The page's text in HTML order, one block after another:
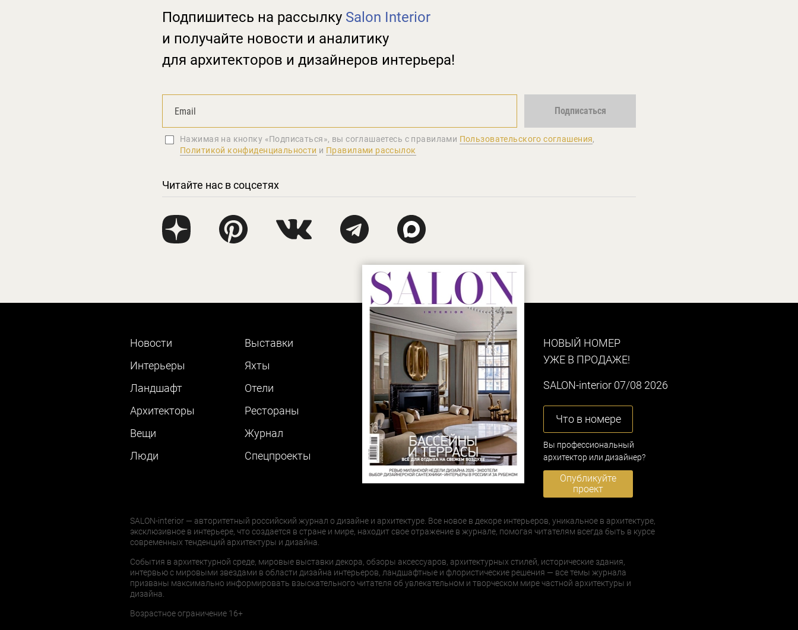
Подпишитесь на рассылку Salon Interior
и получайте новости и аналитику
для архитекторов и дизайнеров интерьера!
Подписаться
Нажимая на кнопку «Подписаться», вы соглашаетеcь с правилами Пользовательского соглашения,
Политикой конфиденциальности и Правилами рассылок
Читайте нас в соцсетях
Новости
Интерьеры
Ландшафт
Архитекторы
Вещи
Люди
Выставки
Яхты
Отели
Рестораны
Журнал
Cпецпроекты
НОВЫЙ НОМЕР
УЖЕ В ПРОДАЖЕ!
SALON-interior 07/08 2026
Что в номере
Вы профессиональный
архитектор или дизайнер?
Опубликуйте
проект
SALON-interior — авторитетный российский журнал о дизайне и архитектуре. Все новое в декоре интерьеров, уникальное в архитектуре,
эксклюзивное в интерьере, что создается в стране и мире, находит свое отражение в журнале, помогая читателям всегда быть в курсе
современных тенденций архитектуры и дизайна.
События в архитектурной среде, мировые выставки декора, обзоры аксессуаров, архитектурных стилей, исторические здания,
интервью с мировыми звездами в области дизайна интерьеров, ландшафтные и флористические решения — все темы журнала
призваны максимально информировать взыскательного читателя об увлекательном и творческом мире частной архитектуры и
дизайна.
Возрастное ограничение 16+